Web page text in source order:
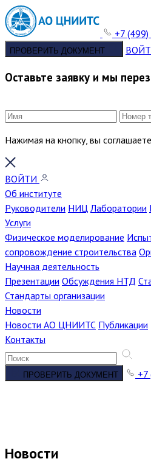
+7
ПРОВЕРИТЬ ДОКУМЕНТ
Оставьте заявку и мы
Нажимая на кнопку, вы
ВОЙТИ
Об институте
Руководители НИЦ Лаборатории
Услуги
Физическое моделирование
сопровождение строительства
Научная деятельность
Презентации Обсуждения НТД
Стандарты организации
Новости
Новости АО ЦНИИТС Публикации
Контакты
ПРОВЕРИТЬ ДОКУМЕНТ +7
Новости